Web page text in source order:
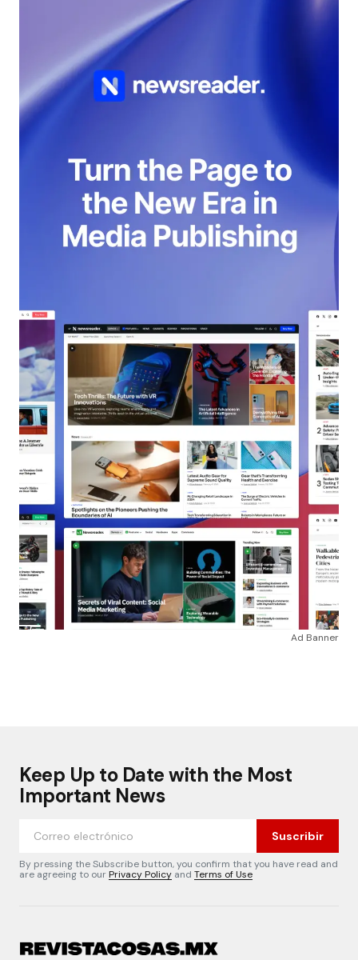
Ad Banner
Keep Up to Date with the Most
Important News
Suscribir
By pressing the Subscribe button, you confirm that you have read and
are agreeing to ourPrivacy Policy and Terms of Use